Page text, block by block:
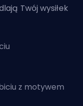
Twój wysiłek
z motywem